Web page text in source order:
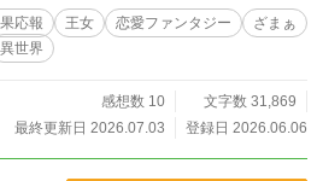
すべてを失った王女が
直しの物語。
応報 王女 恋愛ファンタジー
ざまぁ
異世界
感想数 10
文字数 31,869
最終更新日 2026.07.03
登録日 2026.06.06